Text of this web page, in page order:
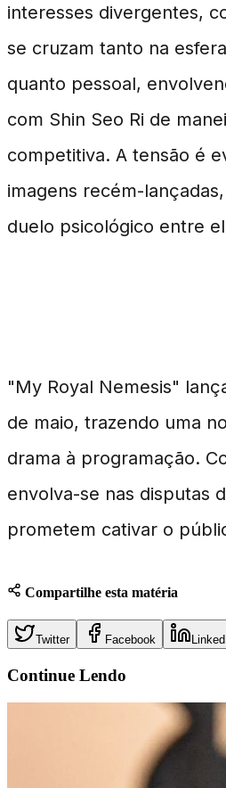
interesses divergentes,
se cruzam tanto na
quanto pessoal,
com Shin Seo Ri de
competitiva. A tensão é
imagens recém-
duelo psicológico entre
"My Royal Nemesis"
de maio, trazendo uma
drama à programação.
envolva-se nas disputas
prometem cativar o
Compartilhe esta matéria
Twitter Facebook
Continue Lendo